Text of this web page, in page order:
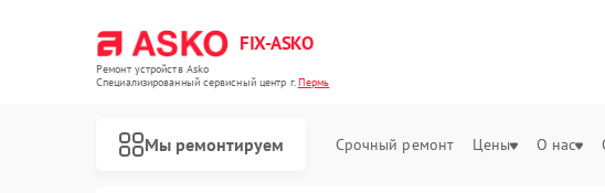
FIX-ASKO
Ремонт устройств Asko
Специализированный cервисный центр г.Пермь
Мы ремонтируем Срочный ремонт Цены О нас